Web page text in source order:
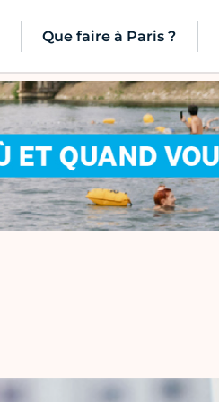
Que faire à Paris ?